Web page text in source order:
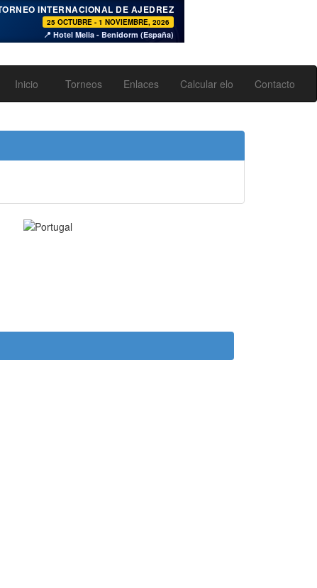
♞
INTERNACIONAL DE AJEDREZ
25 OCTUBRE - 1 NOVIEMBRE, 2026
📍 Hotel Melia - Benidorm (España)
Inicio Torneos Enlaces Calcular elo Contacto